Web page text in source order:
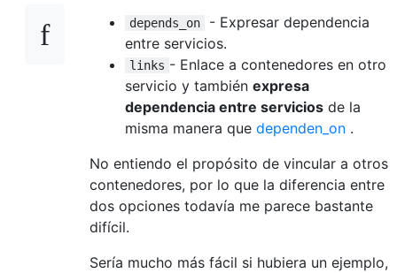
depends_on
- Expresar dependencia
entre servicios.
links - Enlace a contenedores en otro
servicio y también expresa
dependencia entre servicios de la
misma manera que dependen_on .
No entiendo el propósito de vincular a otros
contenedores, por lo que la diferencia entre
dos opciones todavía me parece bastante
difícil.
Sería mucho más fácil si hubiera un ejemplo,